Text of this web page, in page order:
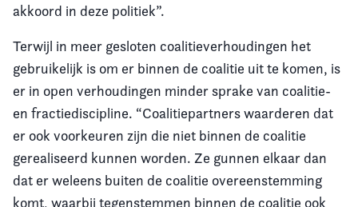
akkoord in deze politiek”.
Terwijl in meer gesloten coalitieverhoudingen het
gebruikelijk is om er binnen de coalitie uit te komen, is
er in open verhoudingen minder sprake van coalitie-
en fractiediscipline. “Coalitiepartners waarderen dat
er ook voorkeuren zijn die niet binnen de coalitie
gerealiseerd kunnen worden. Ze gunnen elkaar dan
dat er weleens buiten de coalitie overeenstemming
komt, waarbij tegenstemmen binnen de coalitie ook